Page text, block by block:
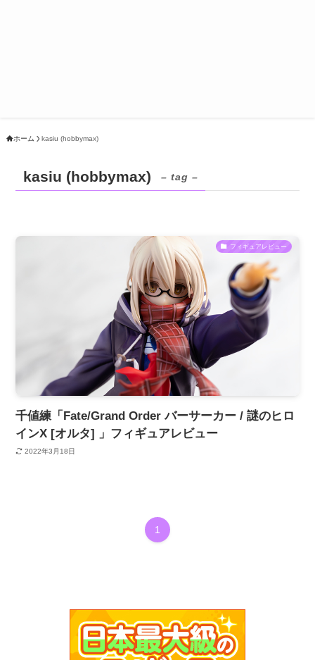
ホーム kasiu (hobbymax)
kasiu (hobbymax) – tag –
フィギュアレビュー
千値練「Fate/Grand Order バーサーカー / 謎のヒロ
インX [オルタ] 」フィギュアレビュー
2022年3月18日
1